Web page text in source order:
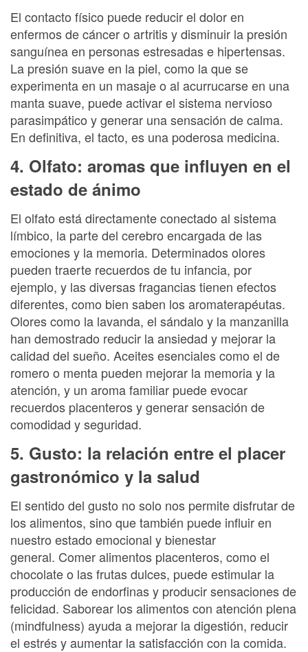
El contacto físico puede reducir el dolor en
enfermos de cáncer o artritis y disminuir la presión
sanguínea en personas estresadas e hipertensas.
La presión suave en la piel, como la que se
experimenta en un masaje o al acurrucarse en una
manta suave, puede activar el sistema nervioso
parasimpático y generar una sensación de calma.
En definitiva, el tacto, es una poderosa medicina.
4. Olfato: aromas que influyen en el
estado de ánimo
El olfato está directamente conectado al sistema
límbico, la parte del cerebro encargada de las
emociones y la memoria. Determinados olores
pueden traerte recuerdos de tu infancia, por
ejemplo, y las diversas fragancias tienen efectos
diferentes, como bien saben los aromaterapéutas.
Olores como la lavanda, el sándalo y la manzanilla
han demostrado reducir la ansiedad y mejorar la
calidad del sueño. Aceites esenciales como el de
romero o menta pueden mejorar la memoria y la
atención, y un aroma familiar puede evocar
recuerdos placenteros y generar sensación de
comodidad y seguridad.
5. Gusto: la relación entre el placer
gastronómico y la salud
El sentido del gusto no solo nos permite disfrutar de
los alimentos, sino que también puede influir en
nuestro estado emocional y bienestar
general. Comer alimentos placenteros, como el
chocolate o las frutas dulces, puede estimular la
producción de endorfinas y producir sensaciones de
felicidad. Saborear los alimentos con atención plena
(mindfulness) ayuda a mejorar la digestión, reducir
el estrés y aumentar la satisfacción con la comida.